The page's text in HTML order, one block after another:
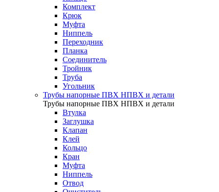
Комплект
Крюк
Муфта
Ниппель
Переходник
Планка
Соединитель
Тройник
Труба
Угольник
Трубы напорные ПВХ НПВХ и детали
Трубы напорные ПВХ НПВХ и детали
Втулка
Заглушка
Клапан
Клей
Кольцо
Кран
Муфта
Ниппель
Отвод